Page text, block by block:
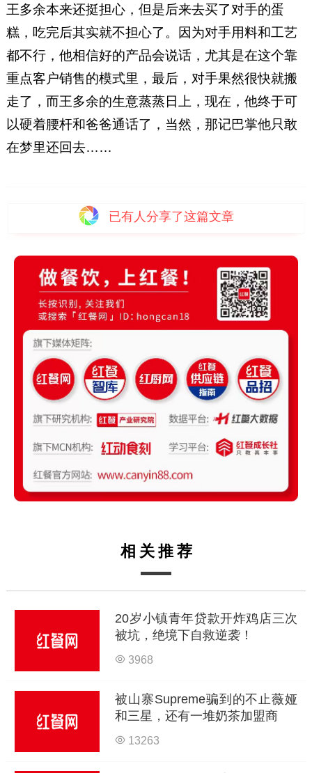
王多余本来还挺担心，但是后来去买了对手的蛋
糕，吃完后其实就不担心了。因为对手用料和工艺
都不行，他相信好的产品会说话，尤其是在这个靠
重点客户销售的模式里，最后，对手果然很快就搬
走了，而王多余的生意蒸蒸日上，现在，他终于可
以硬着腰杆和爸爸通话了，当然，那记巴掌他只敢
在梦里还回去……
已有 人分享了这篇文章
相关推荐
20岁小镇青年贷款开炸鸡店三次
被坑，绝境下自救逆袭！
3968
被山寨Supreme骗到的不止薇娅
和三星，还有一堆奶茶加盟商
13263